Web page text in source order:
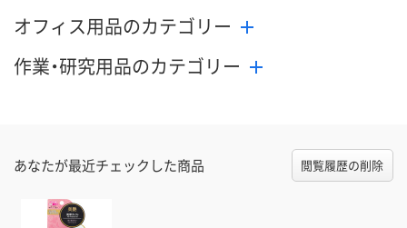
オフィス用品のカテゴリー
作業・研究用品のカテゴリー
あなたが最近チェックした商品 閲覧履歴の削除